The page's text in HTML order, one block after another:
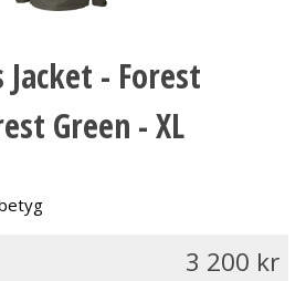
- Forest
Green - XL
3 200